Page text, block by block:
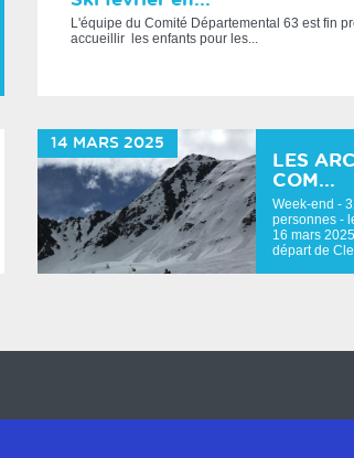
L'équipe du Comité Départemental 63 est fin
accueillir les enfants pour les...
14 MARS 2025
LES
COM...
Week-end -
personnes -
16 mars
départ de